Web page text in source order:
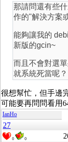
那請問還有些
作的"解決方案
能夠讓我的
新版的gcin~
而且不會對選
就系統死當呢？
很想幫忙，但手邊
可能要再問問看用
IanHo
27
0 0